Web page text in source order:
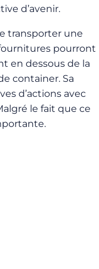
d’avenir.
transporter une
pourront
en dessous de la
container. Sa
d’actions avec
le fait que ce